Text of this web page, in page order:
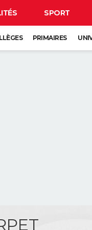
SPORT
PRIMAIRES